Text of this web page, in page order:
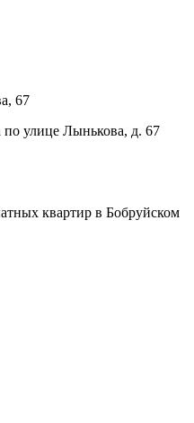
67
по улице Лынькова, д. 67
квартир в Бобруйском